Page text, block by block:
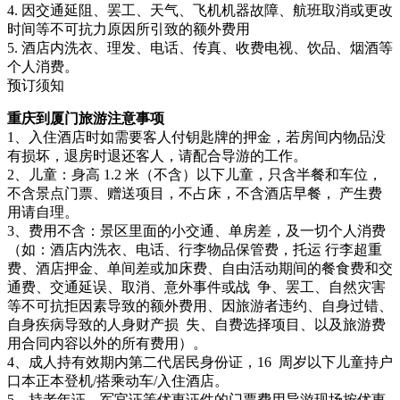
4. 因交通延阻、罢工、天气、飞机机器故障、航班取消或更改
时间等不可抗力原因所引致的额外费用
5. 酒店内洗衣、理发、电话、传真、收费电视、饮品、烟酒等
个人消费。
预订须知
重庆到厦门旅游注意事项
1、入住酒店时如需要客人付钥匙牌的押金，若房间内物品没
有损坏，退房时退还客人，请配合导游的工作。
2、儿童：身高 1.2 米（不含）以下儿童，只含半餐和车位，
不含景点门票、赠送项目，不占床，不含酒店早餐， 产生费
用请自理。
3、费用不含：景区里面的小交通、单房差，及一切个人消费
（如：酒店内洗衣、电话、行李物品保管费，托运 行李超重
费、酒店押金、单间差或加床费、自由活动期间的餐食费和交
通费、交通延误、取消、意外事件或战 争、罢工、自然灾害
等不可抗拒因素导致的额外费用、因旅游者违约、自身过错、
自身疾病导致的人身财产损 失、自费选择项目、以及旅游费
用合同内容以外的所有费用）。
4、成人持有效期内第二代居民身份证，16 周岁以下儿童持户
口本正本登机/搭乘动车/入住酒店。